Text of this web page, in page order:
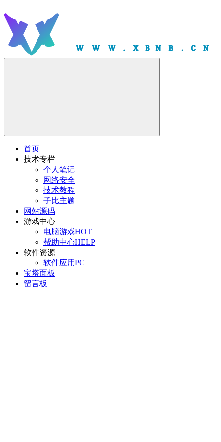
首页
技术专栏
个人笔记
网络安全
技术教程
子比主题
网站源码
游戏中心
电脑游戏HOT
帮助中心HELP
软件资源
软件应用PC
宝塔面板
留言板